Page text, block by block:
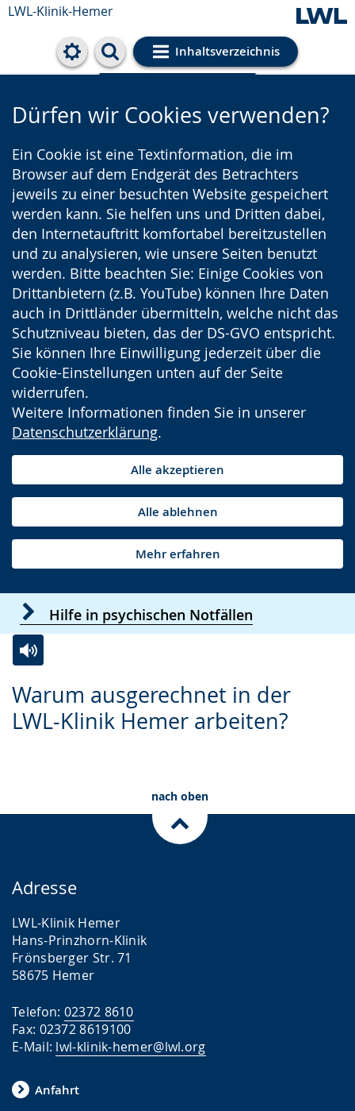
LWL-Klinik-Hemer
Inhaltsverzeichnis
Cookie-Einstellungen
Dürfen wir Cookies verwenden?
Ein Cookie ist eine Textinformation, die im
Browser auf dem Endgerät des Betrachters
jeweils zu einer besuchten Website gespeichert
werden kann. Sie helfen uns und Dritten dabei,
den Internetauftritt komfortabel bereitzustellen
und zu analysieren, wie unsere Seiten benutzt
werden. Bitte beachten Sie: Einige Cookies von
Drittanbietern (z.B. YouTube) können Ihre Daten
auch in Drittländer übermitteln, welche nicht das
Schutzniveau bieten, das der DS-GVO entspricht.
Sie können Ihre Einwilligung jederzeit über die
Cookie-Einstellungen unten auf der Seite
widerrufen.
Weitere Informationen finden Sie in unserer
Datenschutzerklärung.
Alle akzeptieren
Alle ablehnen
Mehr erfahren
Hilfe in psychischen Notfällen
Warum ausgerechnet in der
LWL-Klinik Hemer arbeiten?
Leichten
Sprache
Audio-
Unterstützung.
Video
in
angezeigt.
nach oben
Adresse
LWL-Klinik Hemer
Hans-Prinzhorn-Klinik
Frönsberger Str. 71
58675 Hemer
Telefon: 02372 8610
Fax: 02372 8619100
E-Mail: lwl-klinik-hemer@lwl.org
Anfahrt